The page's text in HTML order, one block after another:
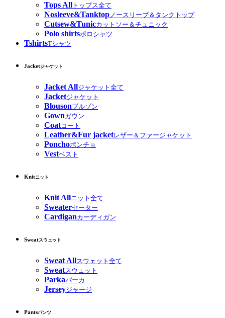
Tops All トップス全て
Nosleeve&Tanktopノースリーブ＆タンクトップ
Cutsew&Tunicカットソー＆チュニック
Polo shirtsポロシャツ
TshirtsTシャツ
Jacketジャケット
Jacket Allジャケット全て
Jacketジャケット
Blousonブルゾン
Gownガウン
Coatコート
Leather&Fur jacketレザー＆ファージャケット
Ponchoポンチョ
Vestベスト
Knitニット
Knit Allニット全て
Sweaterセーター
Cardiganカーディガン
Sweatスウェット
Sweat Allスウェット全て
Sweatスウェット
Parkaパーカ
Jerseyジャージ
Pantsパンツ